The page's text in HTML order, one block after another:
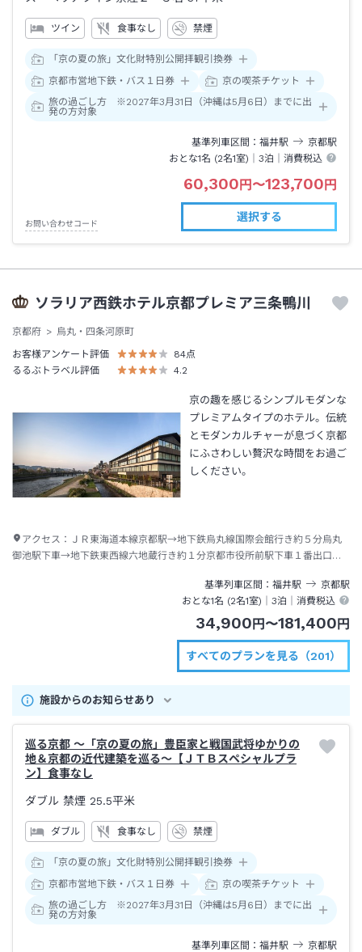
ツイン 食事なし 禁煙
「京の夏の旅」文化財特別公開拝観引換券
京都市営地下鉄・バス１日券
京の喫茶チケット
旅の過ごし方 ※2027年3月31日（沖縄は5月6日）までに出
発の方対象
基準列車区間 福井駅 京都駅
おとな1名 (2名1室)｜ 3泊 ｜消費税込
60,300円〜123,700円
お問い合わせコード
選択する
ソラリア西鉄ホテル京都プレミア三条鴨川
京都府
烏丸・四条河原町
お客様アンケート評価
84点
るるぶトラベル評価
4.2
京の趣を感じるシンプルモダンな
プレミアムタイプのホテル。伝統
とモダンカルチャーが息づく京都
にふさわしい贅沢な時間をお過ご
しください。
アクセス： ＪＲ東海道本線京都駅→地下鉄烏丸線国際会館行き約５分烏丸
御池駅下車→地下鉄東西線六地蔵行き約１分京都市役所前駅下車１番出口→
基準列車区間
福井駅 京都駅
おとな1名 (2名1室)｜ 3泊 ｜消費税込
34,900円〜181,400円
すべてのプランを見る（201）
施設からのお知らせあり
巡る京都 ～「京の夏の旅」豊臣家と戦国武将ゆかりの
地＆京都の近代建築を巡る～【ＪＴＢスペシャルプラ
ン】食事なし
ダブル 禁煙 25.5平米
ダブル 食事なし 禁煙
「京の夏の旅」文化財特別公開拝観引換券
京都市営地下鉄・バス１日券
京の喫茶チケット
旅の過ごし方 ※2027年3月31日（沖縄は5月6日）までに出
発の方対象
基準列車区間 福井駅 京都駅